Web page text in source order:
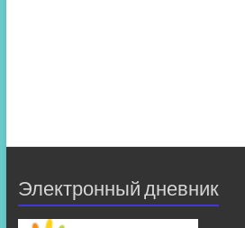
Электронный дневник